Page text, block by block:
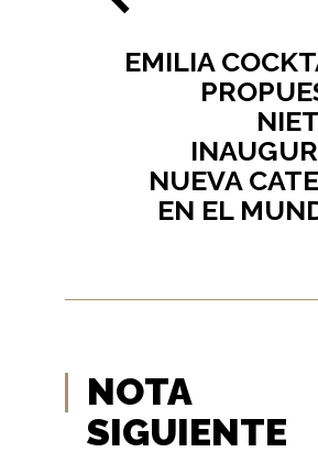
EMILIA
NUEVA
EN EL
NOTA
SIGUIENTE